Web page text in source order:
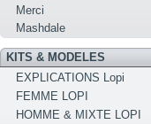
Merci
Mashdale
KITS & MODELES
EXPLICATIONS Lopi
FEMME LOPI
HOMME & MIXTE LOPI